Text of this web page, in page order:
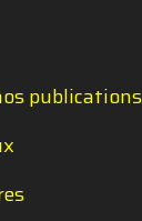
publications